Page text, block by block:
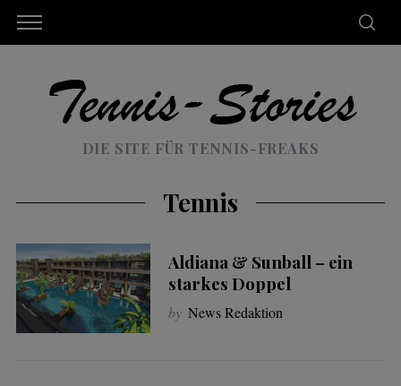
DIE SITE FÜR TENNIS-FREAKS
Tennis
Aldiana & Sunball – ein
starkes Doppel
by News Redaktion